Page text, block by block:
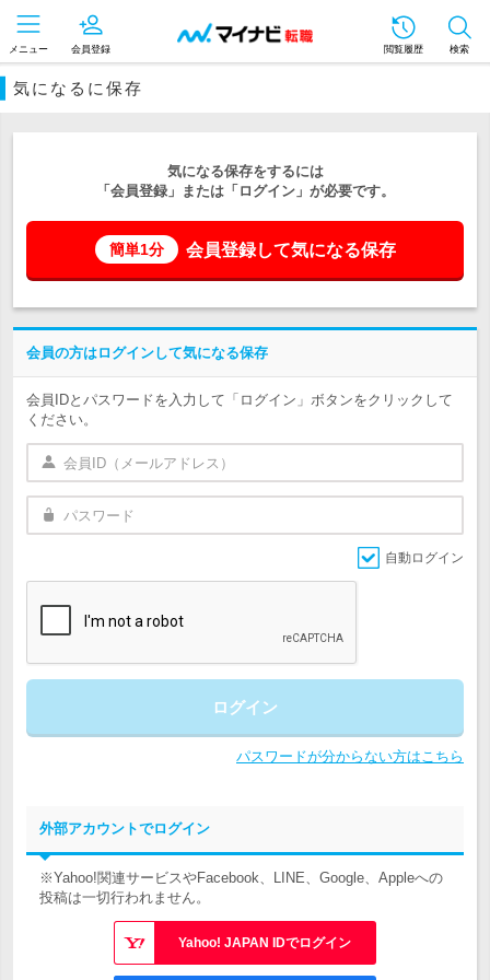
メニュー 会員登録 閲覧履歴 検索
気になるに保存
気になる保存をするには
「会員登録」または「ログイン」が必要です。
簡単1分 会員登録して気になる保存
会員の方はログインして気になる保存
会員IDとパスワードを入力して「ログイン」ボタンをクリックして
ください。
自動ログイン
ログイン
パスワードが分からない方はこちら
外部アカウントでログイン
※Yahoo!関連サービスやFacebook、LINE、Google、Appleへの
投稿は一切行われません。
Yahoo! JAPAN IDでログイン